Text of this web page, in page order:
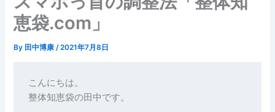
恵袋.com」
By 田中博康/2021年7月8日
こんにちは。
整体知恵袋の田中です。